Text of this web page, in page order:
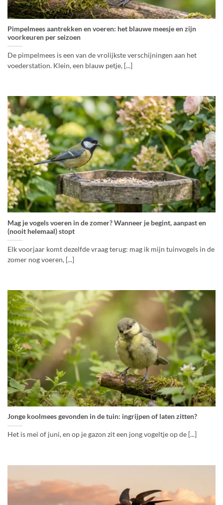
Pimpelmees aantrekken en voeren: het blauwe meesje en zijn
voorkeuren per seizoen
De pimpelmees is een van de vrolijkste verschijningen aan het
voederstation. Klein, een blauw petje, [...]
Mag je vogels voeren in de zomer? Wanneer je begint, aanpast en
(nooit helemaal) stopt
Elk voorjaar komt dezelfde vraag terug: mag ik mijn tuinvogels in de
zomer nog voeren, [...]
Jonge koolmees gevonden in de tuin: ingrijpen of laten zitten?
Het is mei of juni, en op je gazon zit een jong vogeltje op de [...]